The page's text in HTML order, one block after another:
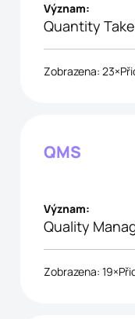
Význam:
Quantity
Zobrazena: 23×
QMS
Význam:
Quality
Zobrazena: 19×